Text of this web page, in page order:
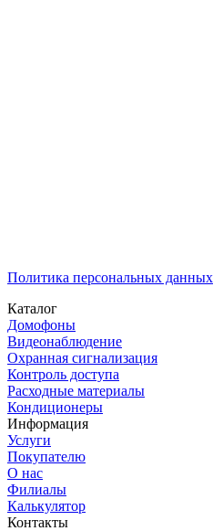
Политика персональных данных
Каталог
Домофоны
Видеонаблюдение
Охранная сигнализация
Контроль доступа
Расходные материалы
Кондиционеры
Информация
Услуги
Покупателю
О нас
Филиалы
Калькулятор
Контакты